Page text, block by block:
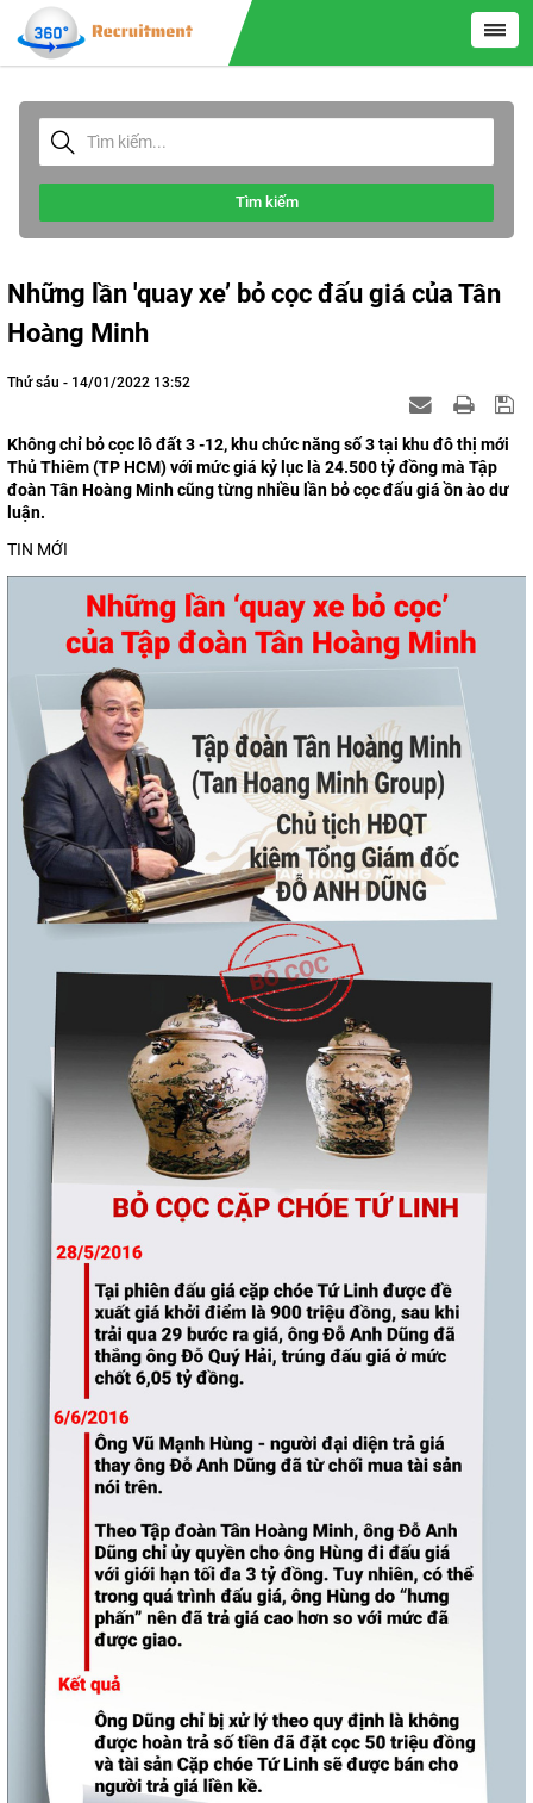
Tìm kiếm
Những lần 'quay xe’ bỏ cọc đấu giá của Tân
Hoàng Minh
Thứ sáu - 14/01/2022 13:52
Không chỉ bỏ cọc lô đất 3 -12, khu chức năng số 3 tại khu đô thị mới
Thủ Thiêm (TP HCM) với mức giá kỷ lục là 24.500 tỷ đồng mà Tập
đoàn Tân Hoàng Minh cũng từng nhiều lần bỏ cọc đấu giá ồn ào dư
luận.
TIN MỚI